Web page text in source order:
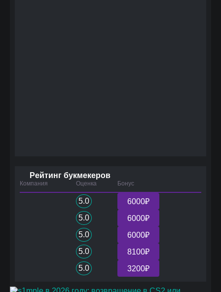
Рейтинг букмекеров
Компания Оценка Бонус
5.0
6000₽
5.0
6000₽
5.0
6000₽
5.0
8100₽
5.0
3200₽